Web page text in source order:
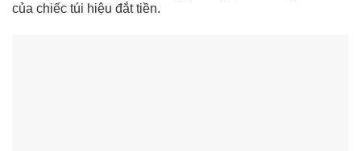
của chiếc túi hiệu đắt tiền.